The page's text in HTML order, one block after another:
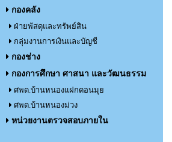
กองคลัง
ฝ่ายพัสดุและทรัพย์สิน
กลุ่มงานการเงินและบัญชี
กองช่าง
กองการศึกษา ศาสนา และวัฒนธรรม
ศพด.บ้านหนองแฝกดอนมุย
ศพด.บ้านหนองม่วง
หน่วยงานตรวจสอบภายใน